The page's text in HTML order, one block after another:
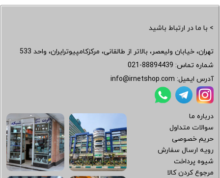
> با ما در ارتباط باشید
تهران، خیابان ولیعصر، بالاتر از طالقانی، مرکزکامپیوترایران، واحد 533
شماره تماس: 021-88894439
آدرس ایمیل: info@irnetshop.com
درباره ما
سوالات متداول
حریم خصوصی
رویه ارسال سفارش
شیوه پرداخت
مرجوع کردن کالا